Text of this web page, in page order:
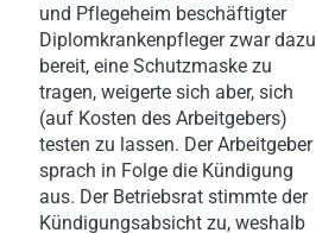
und Pflegeheim beschäftigter
Diplomkrankenpfleger zwar dazu
bereit, eine Schutzmaske zu
tragen, weigerte sich aber, sich
(auf Kosten des Arbeitgebers)
testen zu lassen. Der Arbeitgeber
sprach in Folge die Kündigung
aus. Der Betriebsrat stimmte der
Kündigungsabsicht zu, weshalb